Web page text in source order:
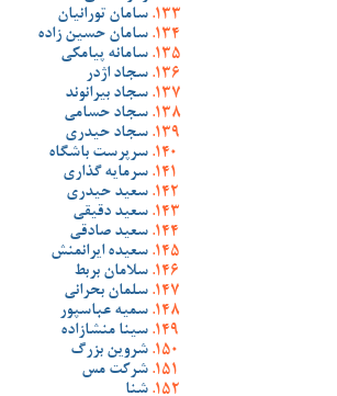
سامان تورانیان
سامان حسین زاده
سامانه پیامکی
سجاد اژدر
سجاد بیرانوند
سجاد حسامی
سجاد حیدری
سرپرست باشگاه
سرمایه گذاری
سعید حیدری
سعید دقیقی
سعید صادقی
سعیده ایرانمنش
سلامان بربط
سلمان بحرانی
سمیه عباسپور
سینا منشازاده
شروین بزرگ
شرکت مس
شنا